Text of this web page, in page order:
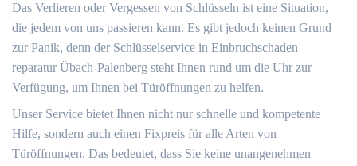
Das Verlieren oder Vergessen von Schlüsseln ist eine Situation,
die jedem von uns passieren kann.​ Es gibt jedoch keinen Grund
zur Panik, denn der Schlüsselservice in Einbruchschaden
reparatur Übach-Palenberg steht Ihnen rund um die Uhr zur
Verfügung, um Ihnen bei Türöffnungen zu helfen.​
Unser Service bietet Ihnen nicht nur schnelle und kompetente
Hilfe, sondern auch einen Fixpreis für alle Arten von
Türöffnungen.​ Das bedeutet, dass Sie keine unangenehmen